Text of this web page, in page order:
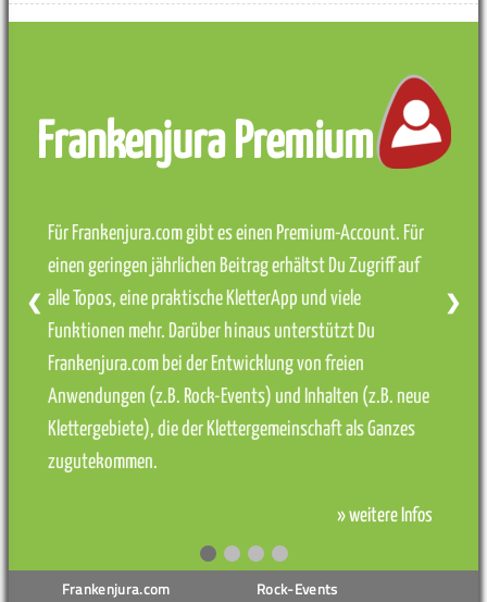
Frankenjura Premium
Für Frankenjura.com gibt es einen Premium-Account. Für
einen geringen jährlichen Beitrag erhältst Du Zugriff auf
alle Topos, eine praktische KletterApp und viele
Funktionen mehr. Darüber hinaus unterstützt Du
Frankenjura.com bei der Entwicklung von freien
Anwendungen (z.B. Rock-Events) und Inhalten (z.B. neue
Klettergebiete), die der Klettergemeinschaft als Ganzes
zugutekommen.
» weitere Infos
❮ ❯
Frankenjura.com Rock-Events